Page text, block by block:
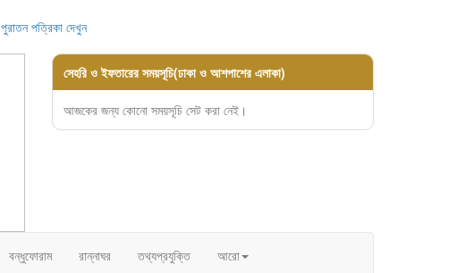
পুরাতন পত্রিকা দেখুন
সেহরি ও ইফতারের সময়সূচি(ঢাকা ও আশপাশের এলাকা)
আজকের জন্য কোনো সময়সূচি সেট করা নেই।
বন্ধুফোরাম রান্নাঘর তথ্যপ্রযুক্তি আরো